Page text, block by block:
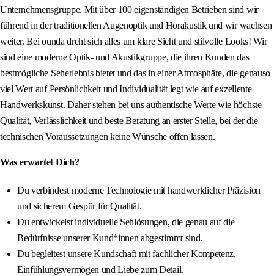
Unternehmensgruppe. Mit über 100 eigenständigen Betrieben sind wir
führend in der traditionellen Augenoptik und Hörakustik und wir wachsen
weiter. Bei ounda dreht sich alles um klare Sicht und stilvolle Looks! Wir
sind eine moderne Optik- und Akustikgruppe, die ihren Kunden das
bestmögliche Seherlebnis bietet und das in einer Atmosphäre, die genauso
viel Wert auf Persönlichkeit und Individualität legt wie auf exzellente
Handwerkskunst. Daher stehen bei uns authentische Werte wie höchste
Qualität, Verlässlichkeit und beste Beratung an erster Stelle, bei der die
technischen Voraussetzungen keine Wünsche offen lassen.
Was erwartet Dich?
Du verbindest moderne Technologie mit handwerklicher Präzision
und sicherem Gespür für Qualität.
Du entwickelst individuelle Sehlösungen, die genau auf die
Bedürfnisse unserer Kund*innen abgestimmt sind.
Du begleitest unsere Kundschaft mit fachlicher Kompetenz,
Einfühlungsvermögen und Liebe zum Detail.